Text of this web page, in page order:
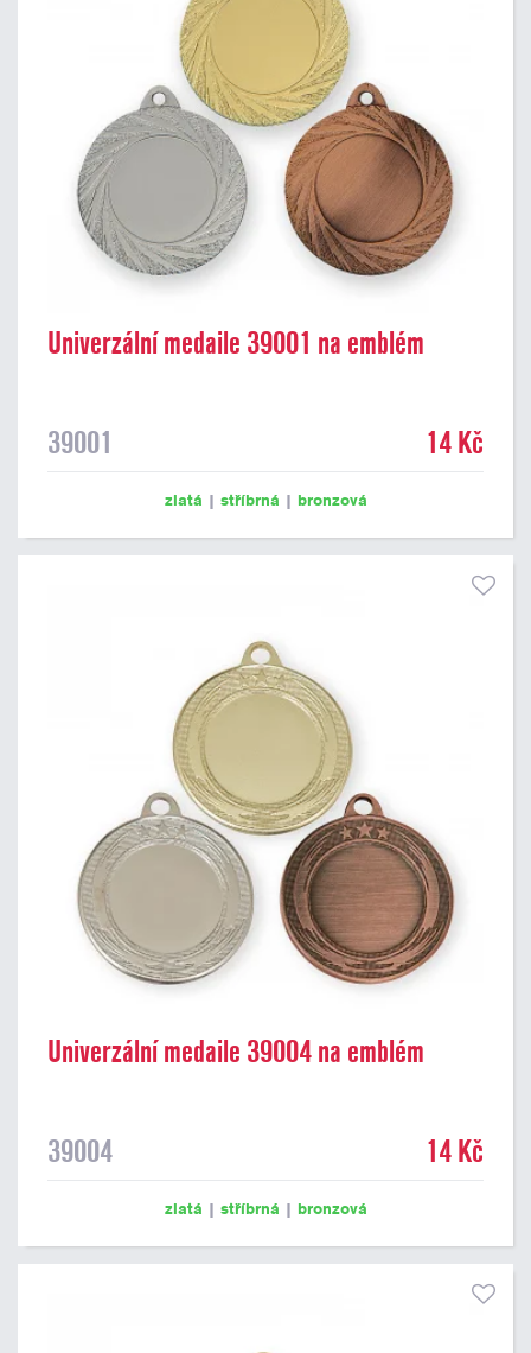
Univerzální medaile 39001 na emblém
39001 14 Kč
zlatá | stříbrná | bronzová
Univerzální medaile 39004 na emblém
39004 14 Kč
zlatá | stříbrná | bronzová